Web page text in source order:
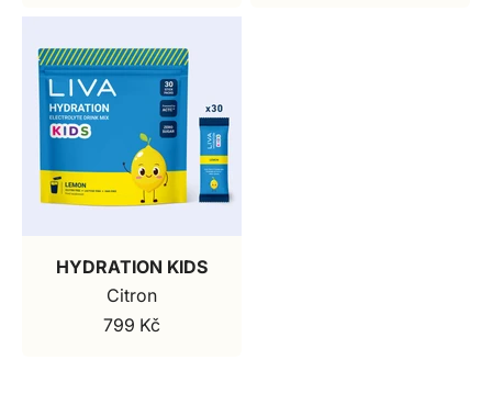
HYDRATION KIDS
Citron
Prodejní cena
799 Kč